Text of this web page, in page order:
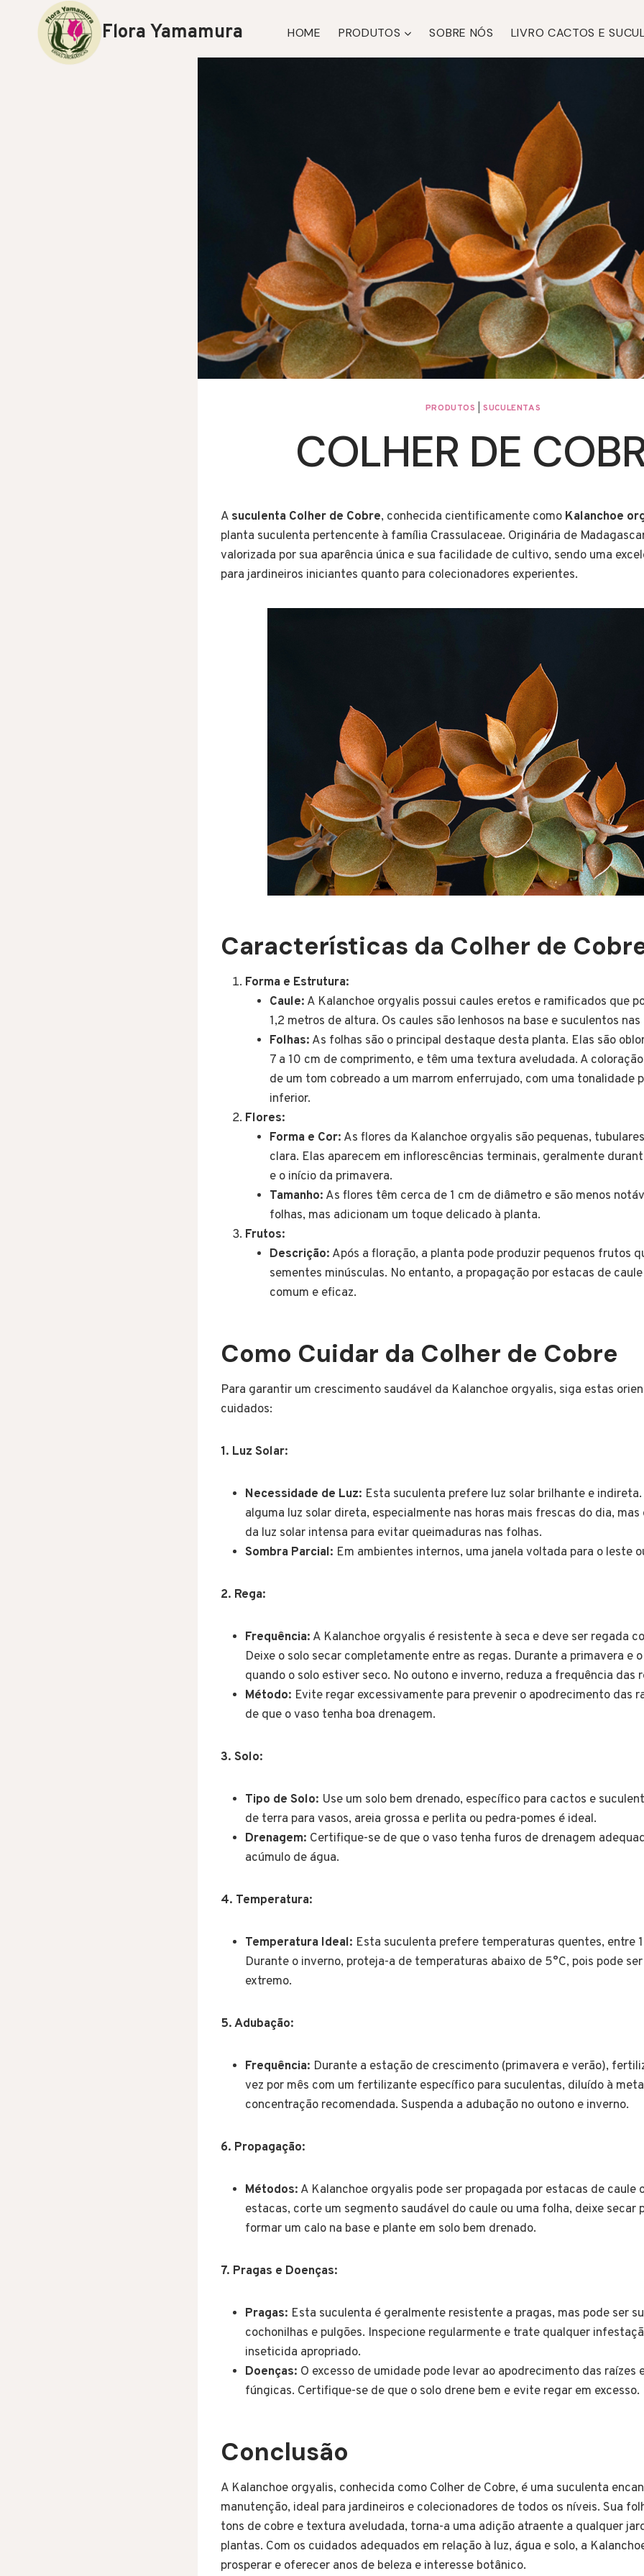
content
Flora Yamamura HOME PRODUTOS SOBRE NÓS LIVRO CACTOS E
PRODUTOS |SUCULENTAS
COLHER DE
A suculenta Colher de Cobre, conhecida cientificamente como Kalanchoe
planta suculenta pertencente à família Crassulaceae. Originária de
valorizada por sua aparência única e sua facilidade de cultivo, sendo uma
para jardineiros iniciantes quanto para colecionadores experientes.
Características da Colher de
Forma e Estrutura:
Caule: A Kalanchoe orgyalis possui caules eretos e ramificados que
1,2 metros de altura. Os caules são lenhosos na base e suculentos
Folhas: As folhas são o principal destaque desta planta. Elas são
7 a 10 cm de comprimento, e têm uma textura aveludada. A
de um tom cobreado a um marrom enferrujado, com uma tonalidade
inferior.
Flores:
Forma e Cor: As flores da Kalanchoe orgyalis são pequenas,
clara. Elas aparecem em inflorescências terminais, geralmente
e o início da primavera.
Tamanho: As flores têm cerca de 1 cm de diâmetro e são menos
folhas, mas adicionam um toque delicado à planta.
Frutos:
Descrição: Após a floração, a planta pode produzir pequenos frutos
sementes minúsculas. No entanto, a propagação por estacas de
comum e eficaz.
Como Cuidar da Colher de Cobre
Para garantir um crescimento saudável da Kalanchoe orgyalis, siga estas
cuidados:
1. Luz Solar:
Necessidade de Luz: Esta suculenta prefere luz solar brilhante e
alguma luz solar direta, especialmente nas horas mais frescas do dia,
da luz solar intensa para evitar queimaduras nas folhas.
Sombra Parcial: Em ambientes internos, uma janela voltada para o leste
2. Rega:
Frequência: A Kalanchoe orgyalis é resistente à seca e deve ser regada
Deixe o solo secar completamente entre as regas. Durante a primavera e
quando o solo estiver seco. No outono e inverno, reduza a frequência das
Método: Evite regar excessivamente para prevenir o apodrecimento das
de que o vaso tenha boa drenagem.
3. Solo:
Tipo de Solo: Use um solo bem drenado, específico para cactos e
de terra para vasos, areia grossa e perlita ou pedra-pomes é ideal.
Drenagem: Certifique-se de que o vaso tenha furos de drenagem
acúmulo de água.
4. Temperatura:
Temperatura Ideal: Esta suculenta prefere temperaturas quentes, entre
Durante o inverno, proteja-a de temperaturas abaixo de 5°C, pois pode
extremo.
5. Adubação:
Frequência: Durante a estação de crescimento (primavera e verão),
vez por mês com um fertilizante específico para suculentas, diluído à
concentração recomendada. Suspenda a adubação no outono e inverno.
6. Propagação:
Métodos: A Kalanchoe orgyalis pode ser propagada por estacas de caule
estacas, corte um segmento saudável do caule ou uma folha, deixe secar
formar um calo na base e plante em solo bem drenado.
7. Pragas e Doenças:
Pragas: Esta suculenta é geralmente resistente a pragas, mas pode ser
cochonilhas e pulgões. Inspecione regularmente e trate qualquer
inseticida apropriado.
Doenças: O excesso de umidade pode levar ao apodrecimento das raízes
fúngicas. Certifique-se de que o solo drene bem e evite regar em excesso.
Conclusão
A Kalanchoe orgyalis, conhecida como Colher de Cobre, é uma suculenta
manutenção, ideal para jardineiros e colecionadores de todos os níveis. Sua
tons de cobre e textura aveludada, torna-a uma adição atraente a qualquer
plantas. Com os cuidados adequados em relação à luz, água e solo, a
prosperar e oferecer anos de beleza e interesse botânico.